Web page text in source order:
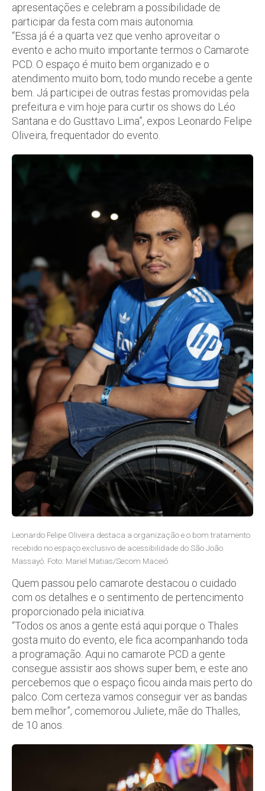
apresentações e celebram a possibilidade de
participar da festa com mais autonomia.
“Essa já é a quarta vez que venho aproveitar o
evento e acho muito importante termos o Camarote
PCD. O espaço é muito bem organizado e o
atendimento muito bom, todo mundo recebe a gente
bem. Já participei de outras festas promovidas pela
prefeitura e vim hoje para curtir os shows do Léo
Santana e do Gusttavo Lima”, expos Leonardo Felipe
Oliveira, frequentador do evento.
Leonardo Felipe Oliveira destaca a organização e o bom tratamento
recebido no espaço exclusivo de acessibilidade do São João
Massayó. Foto: Mariel Matias/Secom Maceió
Quem passou pelo camarote destacou o cuidado
com os detalhes e o sentimento de pertencimento
proporcionado pela iniciativa.
“Todos os anos a gente está aqui porque o Thales
gosta muito do evento, ele fica acompanhando toda
a programação. Aqui no camarote PCD a gente
consegue assistir aos shows super bem, e este ano
percebemos que o espaço ficou ainda mais perto do
palco. Com certeza vamos conseguir ver as bandas
bem melhor”, comemorou Juliete, mãe do Thalles,
de 10 anos.